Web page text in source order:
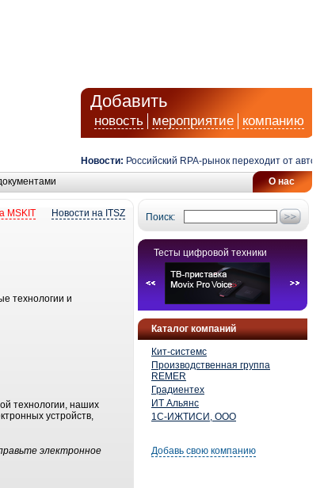
Добавить
новость мероприятие компанию
Новости: Российский RPA-рынок переходит от
О нас
Поиск:
Тесты цифровой техники
Каталог компаний
Кит-системс
Производственная группа
REMER
Градиентех
ИТ Альянс
1С-ИЖТИСИ, ООО
Добавь свою компанию
Новости на ITSZ
MSKIT
технологии и
технологии, наших
устройств,
электронное